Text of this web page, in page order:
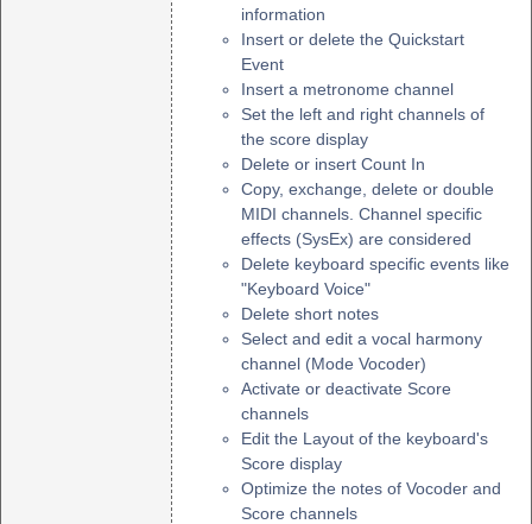
information
Insert or delete the Quickstart
Event
Insert a metronome channel
Set the left and right channels of
the score display
Delete or insert Count In
Copy, exchange, delete or double
MIDI channels. Channel specific
effects (SysEx) are considered
Delete keyboard specific events like
"Keyboard Voice"
Delete short notes
Select and edit a vocal harmony
channel (Mode Vocoder)
Activate or deactivate Score
channels
Edit the Layout of the keyboard's
Score display
Optimize the notes of Vocoder and
Score channels